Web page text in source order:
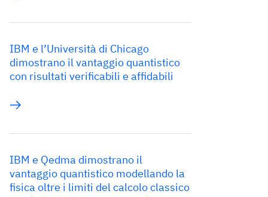
IBM e l’Università di Chicago
dimostrano il vantaggio quantistico
con risultati verificabili e affidabili
IBM e Qedma dimostrano il
vantaggio quantistico modellando la
fisica oltre i limiti del calcolo classico